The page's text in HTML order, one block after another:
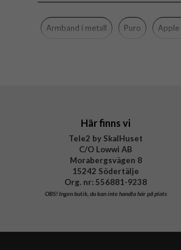
Armband i metall Puro Apple
Här finns vi
Tele2 by SkalHuset
C/O Lowwi AB
Morabergsvägen 8
15242 Södertälje
Org. nr: 556881-9238
OBS!Ingen butik, du kan inte handla här på plats